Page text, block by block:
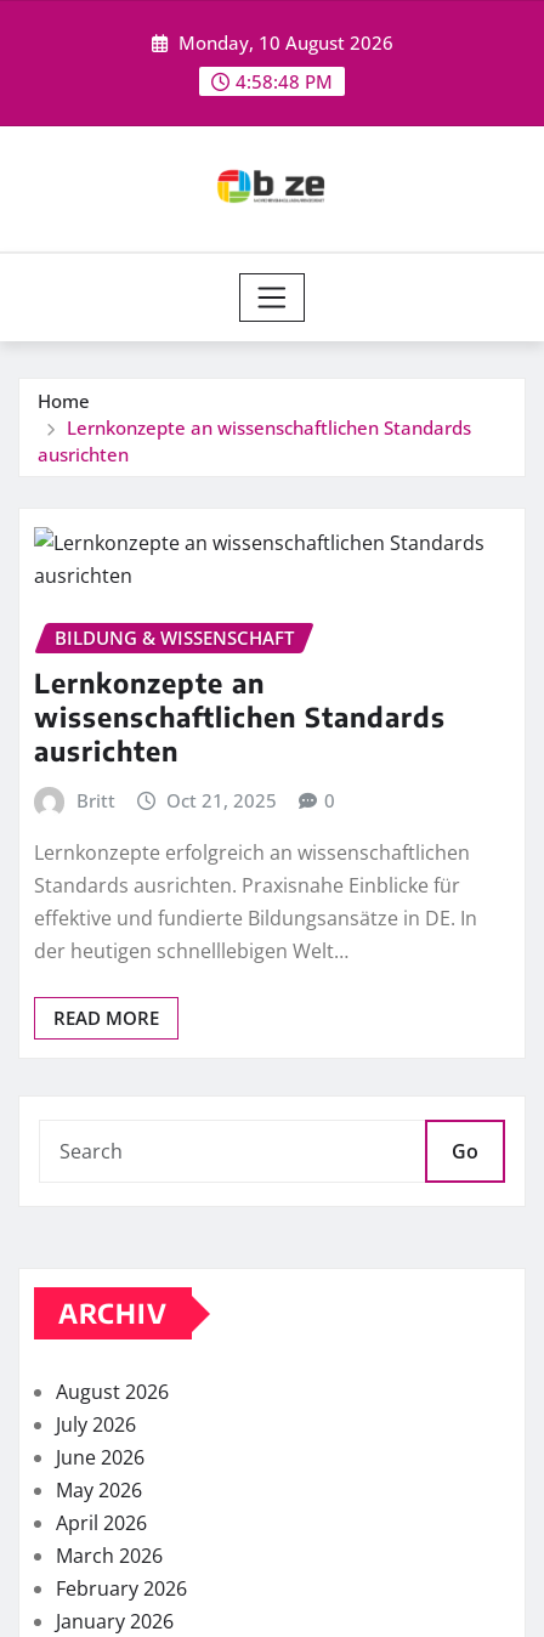
Monday, 10 August 2026
4:58:49 PM
Home
Lernkonzepte an wissenschaftlichen Standards
ausrichten
BILDUNG & WISSENSCHAFT
Lernkonzepte an
wissenschaftlichen Standards
ausrichten
Britt Oct 21, 2025 0
Lernkonzepte erfolgreich an wissenschaftlichen
Standards ausrichten. Praxisnahe Einblicke für
effektive und fundierte Bildungsansätze in DE. In
der heutigen schnelllebigen Welt…
READ MORE
Go
ARCHIV
August 2026
July 2026
June 2026
May 2026
April 2026
March 2026
February 2026
January 2026